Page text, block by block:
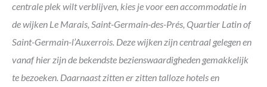
centrale plek wilt verblijven, kies je voor een accommodatie in
de wijken Le Marais, Saint-Germain-des-Prés, Quartier Latin of
Saint-Germain-l’Auxerrois. Deze wijken zijn centraal gelegen en
vanaf hier zijn de bekendste bezienswaardigheden gemakkelijk
te bezoeken. Daarnaast zitten er zitten talloze hotels en